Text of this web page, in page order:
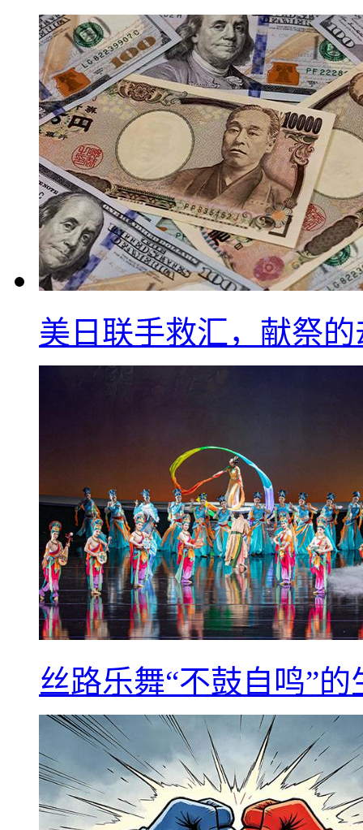
美日联手救汇，献祭
丝路乐舞“不鼓自鸣”